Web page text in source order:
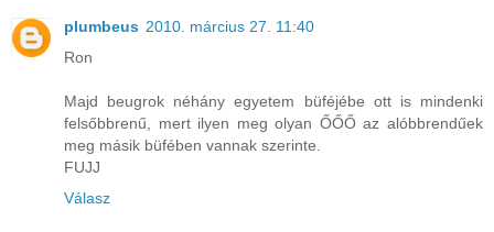
plumbeus 2010. március 27. 11:40
Ron
Majd beugrok néhány egyetem büféjébe ott is mindenki
felsőbbrenű, mert ilyen meg olyan ŐŐŐ az alóbbrendűek
meg másik büfében vannak szerinte.
FUJJ
Válasz